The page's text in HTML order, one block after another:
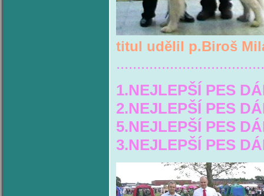
titul udělil p.Biroš
1.NEJLEPŠÍ PES
2.NEJLEPŠÍ PES
5.NEJLEPŠÍ PES
3.NEJLEPŠÍ PES